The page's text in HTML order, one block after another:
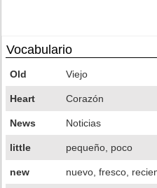
Vocabulario
Old Viejo
Heart Corazón
News Noticias
little pequeño, poco
new nuevo, fresco,